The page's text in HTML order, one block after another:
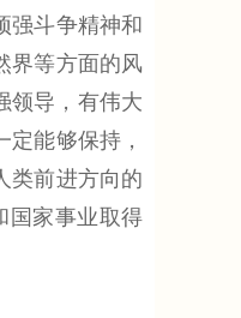
强斗争精神和
界等方面的风
领导，有伟大
能够保持，
类前进方向的
国家事业取得